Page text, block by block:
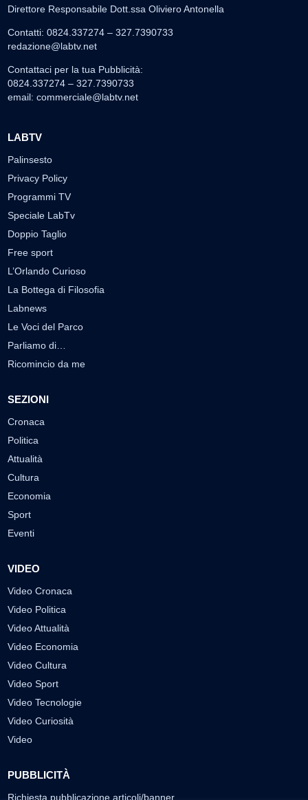
Direttore Responsabile Dott.ssa Oliviero Antonella
Contatti: 0824.337274 – 327.7390733
redazione@labtv.net
Contattaci per la tua Pubblicità:
0824.337274 – 327.7390733
email: commerciale@labtv.net
LABTV
Palinsesto
Privacy Policy
Programmi TV
Speciale LabTv
Doppio Taglio
Free sport
L’Orlando Curioso
La Bottega di Filosofia
Labnews
Le Voci del Parco
Parliamo di…
Ricomincio da me
SEZIONI
Cronaca
Politica
Attualità
Cultura
Economia
Sport
Eventi
VIDEO
Video Cronaca
Video Politica
Video Attualità
Video Economia
Video Cultura
Video Sport
Video Tecnologie
Video Curiosità
Video
PUBBLICITÀ
Richiesta pubblicazione articoli/banner